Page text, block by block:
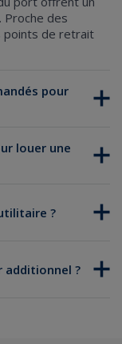
Proche des
points de retrait
pour
dans le centre-
Clio
louer une
moins un an.
?
additionnel ?